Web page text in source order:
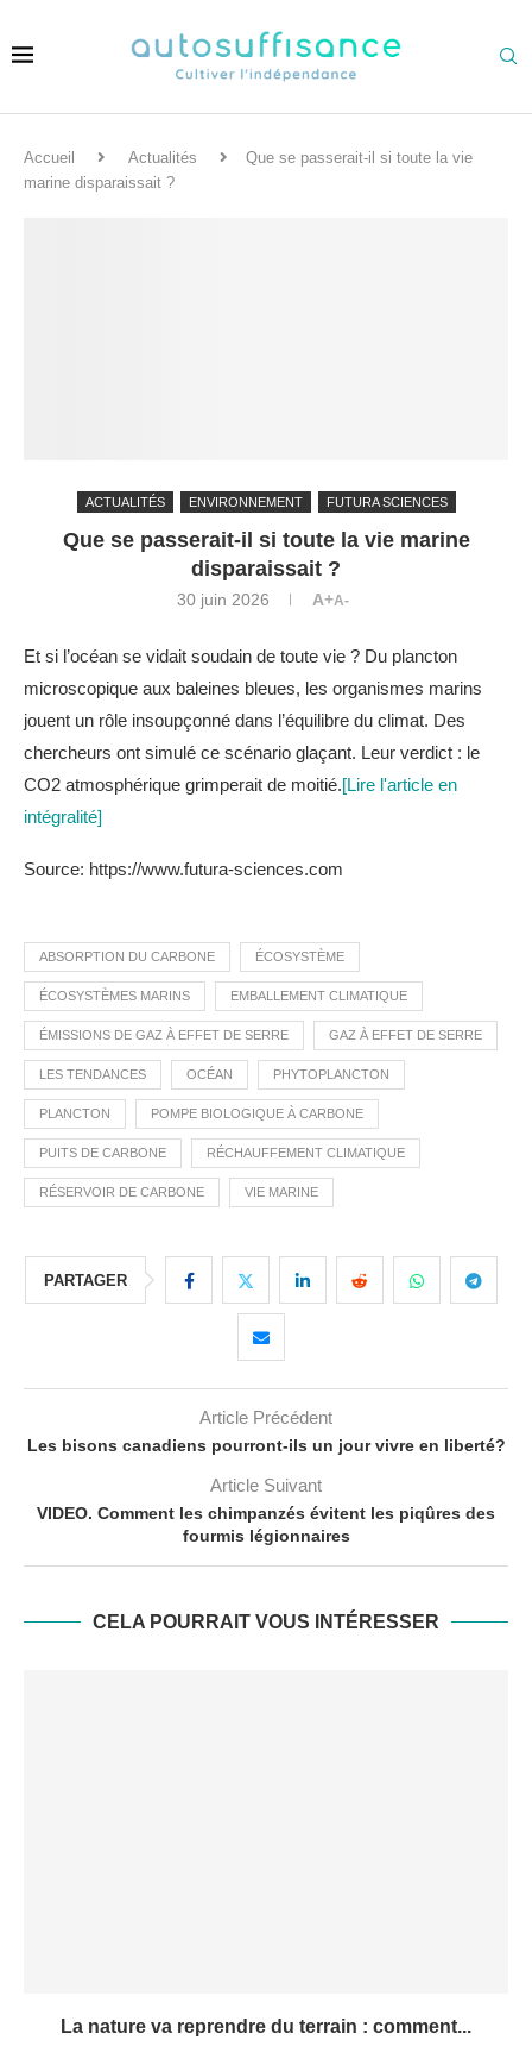
Accueil Actualités
Que se passerait-il si toute la vie
marine disparaissait ?
ACTUALITÉS ENVIRONNEMENT FUTURA SCIENCES
Que se passerait-il si toute la vie marine
disparaissait ?
30 juin 2026 A+A-
Et si l’océan se vidait soudain de toute vie ? Du plancton
microscopique aux baleines bleues, les organismes marins
jouent un rôle insoupçonné dans l’équilibre du climat. Des
chercheurs ont simulé ce scénario glaçant. Leur verdict : le
CO2 atmosphérique grimperait de moitié.[Lire l'article en
intégralité]
Source: https://www.futura-sciences.com
ABSORPTION DU CARBONE ÉCOSYSTÈME
ÉCOSYSTÈMES MARINS EMBALLEMENT CLIMATIQUE
ÉMISSIONS DE GAZ À EFFET DE SERRE GAZ À EFFET DE SERRE
LES TENDANCES OCÉAN PHYTOPLANCTON
PLANCTON POMPE BIOLOGIQUE À CARBONE
PUITS DE CARBONE RÉCHAUFFEMENT CLIMATIQUE
RÉSERVOIR DE CARBONE VIE MARINE
PARTAGER
Article Précédent
Les bisons canadiens pourront-ils un jour vivre en liberté?
Article Suivant
VIDEO. Comment les chimpanzés évitent les piqûres des
fourmis légionnaires
CELA POURRAIT VOUS INTÉRESSER
La nature va reprendre du terrain : comment...